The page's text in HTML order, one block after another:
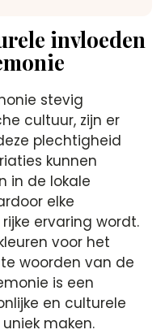
invloeden
stevig
cultuur, zijn er
plechtigheid
kunnen
in de lokale
elke
ervaring wordt.
voor het
woorden van de
is een
en culturele
maken.